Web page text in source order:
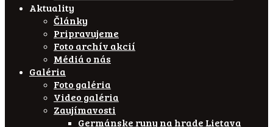
Aktuality
Články
Pripravujeme
Foto archív akcií
Médiá o nás
Galéria
Foto galéria
Video galéria
Zaujímavosti
Germánske runy na hrade Lietava